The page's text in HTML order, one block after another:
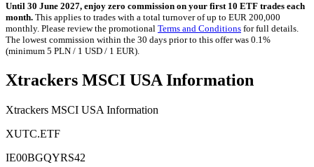
Until 30 June 2027, enjoy zero commission on your first 10 ETF trades each
month. This applies to trades with a total turnover of up to EUR 200,000
monthly. Please review the promotional Terms and Conditions for full details.
The lowest commission within the 30 days prior to this offer was 0.1%
(minimum 5 PLN / 1 USD / 1 EUR).
Xtrackers MSCI USA Information
Xtrackers MSCI USA Information
XUTC.ETF
IE00BGQYRS42